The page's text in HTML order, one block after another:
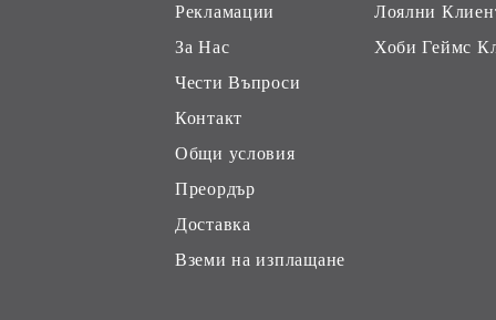
Рекламации
За Нас
Чести Въпроси
Контакт
Общи условия
Преордър
Доставка
Вземи на изплащане
Лоялни
Хоби Геймс